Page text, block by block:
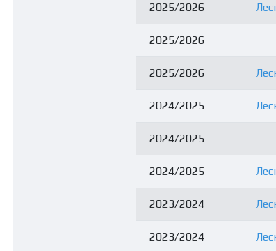
2025/2026
2025/2026
2025/2026
2024/2025
2024/2025
2024/2025
2023/2024
2023/2024